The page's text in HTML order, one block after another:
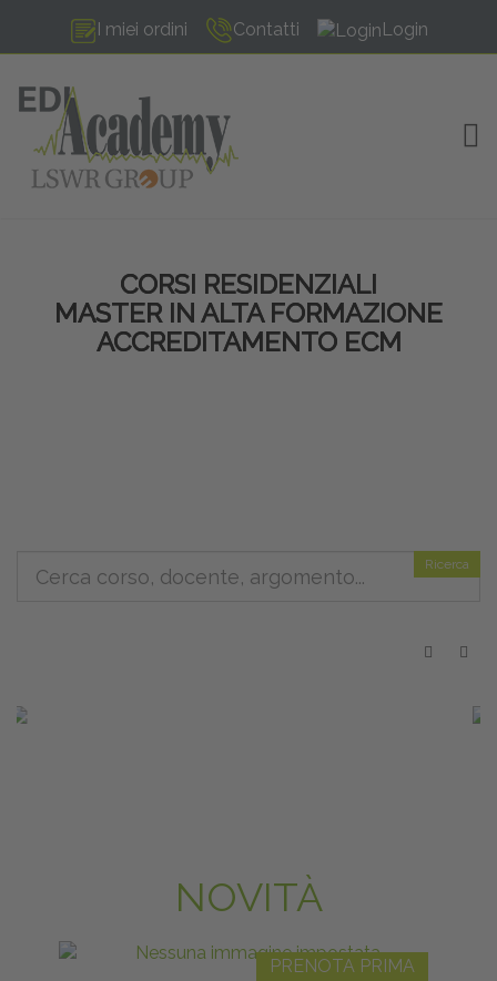
I miei ordini Contatti Login
CORSI RESIDENZIALI
MASTER IN ALTA FORMAZIONE
ACCREDITAMENTO ECM
Ricerca
NOVITÀ
PRENOTA PRIMA